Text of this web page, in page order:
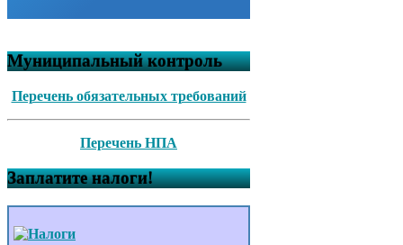
Муниципальный контроль
Перечень обязательных требований
Перечень НПА
Заплатите налоги!